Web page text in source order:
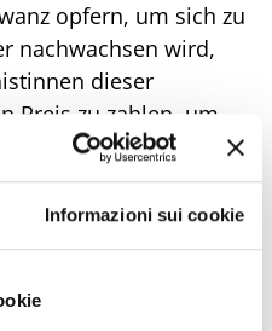
Informazioni sui cookie
opfern, um sich zu
nachwachsen wird,
dieser
Preis zu zahlen, um
zu bekommen.
Mazzini) | Mina
al destino“ (Der
Italian ediz.
Geschichte. Die